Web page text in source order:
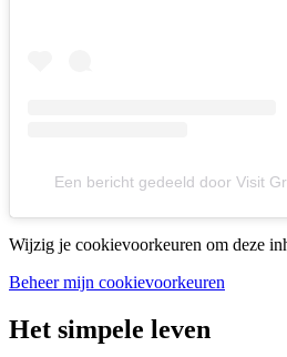
Een bericht gedeeld door Visit
Wijzig je cookievoorkeuren om deze
Beheer mijn cookievoorkeuren
Het simpele leven